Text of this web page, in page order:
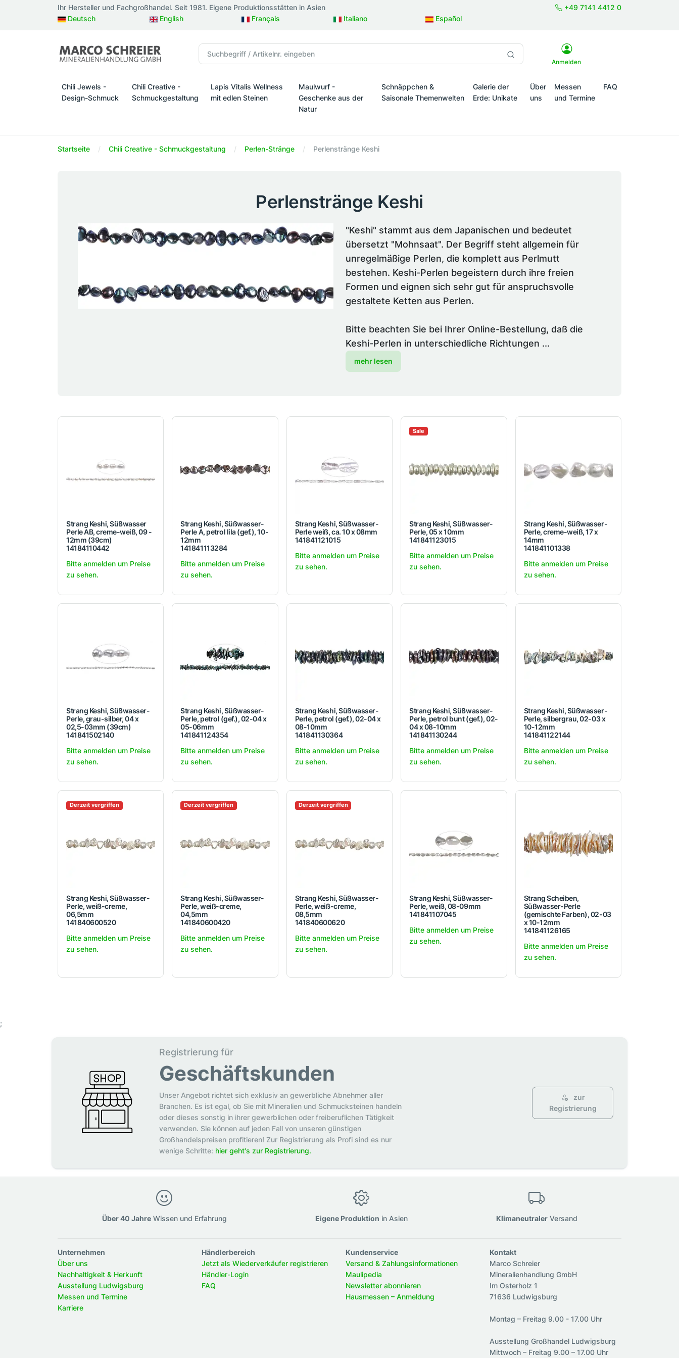
Ihr Hersteller und Fachgroßhandel. Seit 1981. Eigene Produktionsstätten in Asien
+49 7141 4412 0
Deutsch
English Français Italiano Español
Anmelden
Chili Jewels -
Design-Schmuck
Chili Creative -
Schmuckgestaltung
Lapis Vitalis Wellness
mit edlen Steinen
Maulwurf -
Geschenke aus der
Natur
Schnäppchen &
Saisonale Themenwelten
Galerie der
Erde: Unikate
Über
uns
Messen
und Termine
FAQ
Startseite Chili Creative - Schmuckgestaltung Perlen-Stränge Perlenstränge Keshi
Perlenstränge Keshi
"Keshi" stammt aus dem Japanischen und bedeutet
übersetzt "Mohnsaat". Der Begriff steht allgemein für
unregelmäßige Perlen, die komplett aus Perlmutt
bestehen. Keshi-Perlen begeistern durch ihre freien
Formen und eignen sich sehr gut für anspruchsvolle
gestaltete Ketten aus Perlen.
Bitte beachten Sie bei Ihrer Online-Bestellung, daß die
Keshi-Perlen in unterschiedliche Richtungen ...
mehr lesen
Strang Keshi, Süßwasser
Perle AB, creme-weiß, 09 -
12mm (39cm)
14184110442
Bitte anmelden um Preise
zu sehen.
Strang Keshi, Süßwasser-
Perle A, petrol lila (gef.), 10-
12mm
141841113284
Bitte anmelden um Preise
zu sehen.
Strang Keshi, Süßwasser-
Perle weiß, ca. 10 x 08mm
141841121015
Bitte anmelden um Preise
zu sehen.
Sale
Strang Keshi, Süßwasser-
Perle, 05 x 10mm
141841123015
Bitte anmelden um Preise
zu sehen.
Strang Keshi, Süßwasser-
Perle, creme-weiß, 17 x
14mm
141841101338
Bitte anmelden um Preise
zu sehen.
Strang Keshi, Süßwasser-
Perle, grau-silber, 04 x
02,5-03mm (39cm)
141841502140
Bitte anmelden um Preise
zu sehen.
Strang Keshi, Süßwasser-
Perle, petrol (gef.), 02-04 x
05-06mm
141841124354
Bitte anmelden um Preise
zu sehen.
Strang Keshi, Süßwasser-
Perle, petrol (gef.), 02-04 x
08-10mm
141841130364
Bitte anmelden um Preise
zu sehen.
Strang Keshi, Süßwasser-
Perle, petrol bunt (gef.), 02-
04 x 08-10mm
141841130244
Bitte anmelden um Preise
zu sehen.
Strang Keshi, Süßwasser-
Perle, silbergrau, 02-03 x
10-12mm
141841122144
Bitte anmelden um Preise
zu sehen.
Derzeit vergriffen
Strang Keshi, Süßwasser-
Perle, weiß-creme,
06,5mm
141840600520
Bitte anmelden um Preise
zu sehen.
Derzeit vergriffen
Strang Keshi, Süßwasser-
Perle, weiß-creme,
04,5mm
141840600420
Bitte anmelden um Preise
zu sehen.
Derzeit vergriffen
Strang Keshi, Süßwasser-
Perle, weiß-creme,
08,5mm
141840600620
Bitte anmelden um Preise
zu sehen.
Strang Keshi, Süßwasser-
Perle, weiß, 08-09mm
141841107045
Bitte anmelden um Preise
zu sehen.
Strang Scheiben,
Süßwasser-Perle
(gemischte Farben), 02-03
x 10-12mm
141841126165
Bitte anmelden um Preise
zu sehen.
;
Registrierung für
Geschäftskunden
Unser Angebot richtet sich exklusiv an gewerbliche Abnehmer aller
Branchen. Es ist egal, ob Sie mit Mineralien und Schmucksteinen handeln
oder dieses sonstig in ihrer gewerblichen oder freiberuflichen Tätigkeit
verwenden. Sie können auf jeden Fall von unseren günstigen
Großhandelspreisen profitieren! Zur Registrierung als Profi sind es nur
wenige Schritte: hier geht's zur Registrierung.
zur
Registrierung
Über 40 JahreWissen und Erfahrung Eigene Produktion in Asien KlimaneutralerVersand
Unternehmen
Über uns
Nachhaltigkeit & Herkunft
Ausstellung Ludwigsburg
Messen und Termine
Karriere
Händlerbereich
Jetzt als Wiederverkäufer registrieren
Händler-Login
FAQ
Kundenservice
Versand & Zahlungsinformationen
Maulipedia
Newsletter abonnieren
Hausmessen – Anmeldung
Kontakt
Marco Schreier
Mineralienhandlung GmbH
Im Osterholz 1
71636 Ludwigsburg
Montag – Freitag 9.00 - 17.00 Uhr
Ausstellung Großhandel Ludwigsburg
Mittwoch – Freitag 9.00 – 17.00 Uhr